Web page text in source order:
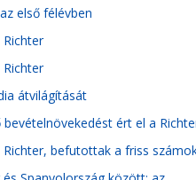
első félévben
Richter
Richter
átvilágítását
ért el a
befutottak a friss